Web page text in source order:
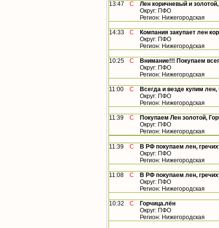
13:47 С
Лен коричневый и
Округ: ПФО
Регион: Нижегородская
14:33 С
Компания закупает лен
Округ: ПФО
Регион: Нижегородская
10:25 С
Внимание!!! Покупаем
Округ: ПФО
Регион: Нижегородская
11:00 С
Всегда и везде купим лен,
Округ: ПФО
Регион: Нижегородская
11:39 С
Покупаем Лен золотой,
Округ: ПФО
Регион: Нижегородская
11:39 С
В РФ покупаем лен,
Округ: ПФО
Регион: Нижегородская
11:08 С
В РФ покупаем лен,
Округ: ПФО
Регион: Нижегородская
10:32 С
Горчица.лён
Округ: ПФО
Регион: Нижегородская